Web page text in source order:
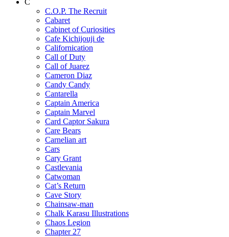
C
C.O.P. The Recruit
Cabaret
Cabinet of Curiosities
Cafe Kichijouji de
Californication
Call of Duty
Call of Juarez
Cameron Diaz
Candy Candy
Cantarella
Captain America
Captain Marvel
Card Captor Sakura
Care Bears
Carnelian art
Cars
Cary Grant
Castlevania
Catwoman
Cat’s Return
Cave Story
Chainsaw-man
Chalk Karasu Illustrations
Chaos Legion
Chapter 27